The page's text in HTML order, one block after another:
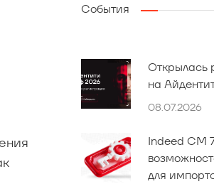
События
Открылась
на
08.07.2026
Indeed CM
для